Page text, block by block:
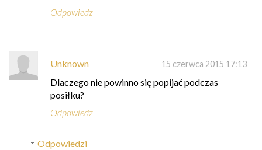
Odpowiedz
Unknown 15 czerwca 2015 17:13
Dlaczego nie powinno się popijać podczas
posiłku?
Odpowiedz
Odpowiedzi